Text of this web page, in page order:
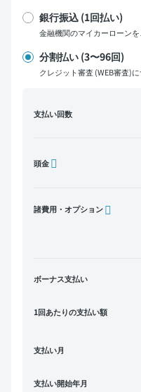
銀行振込 (1回払い)
金融機関のマイカーローン
分割払い (3〜96回)
クレジット審査 (WEB審査)
支払い回数
頭金
諸費用・オプション
ボーナス支払い
1回あたりの支払い額
支払い月
支払い開始年月